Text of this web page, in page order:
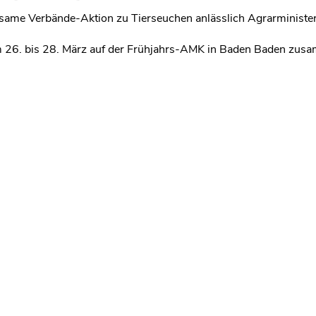
Verbände-Aktion zu Tierseuchen anlässlich
bis 28. März auf der Frühjahrs-AMK in Baden Baden